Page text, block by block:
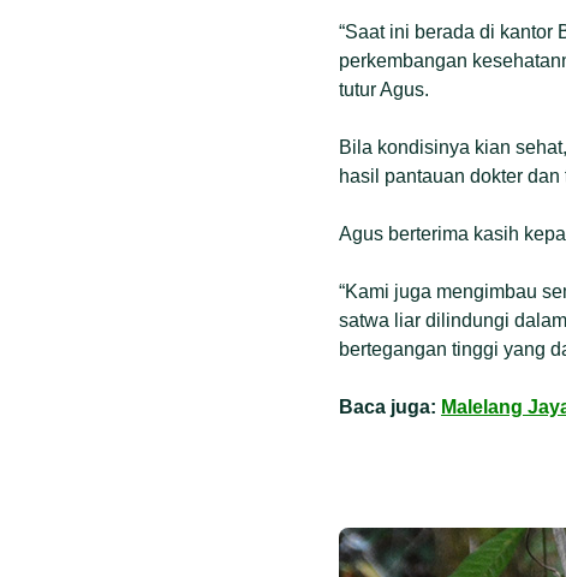
“Saat ini berada di kantor
perkembangan
tutur Agus.
Bila kondisinya kian
hasil pantauan dokter
Agus berterima kasih
“Kami juga mengimbau
satwa liar dilindungi
bertegangan tinggi yang
Baca juga: Malelang